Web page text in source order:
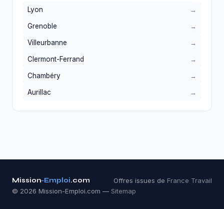
Lyon
Grenoble
Villeurbanne
Clermont-Ferrand
Chambéry
Aurillac
Mission-Emploi.com Offres issues de France Travail
© 2026 Mission-Emploi.com — Sitemap